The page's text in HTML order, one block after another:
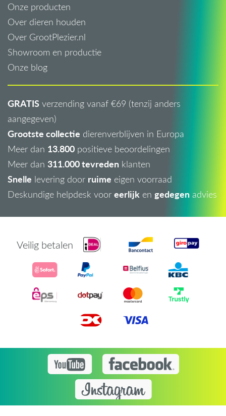
Onze producten
Over dieren houden
Over GrootPlezier.nl
Showroom en productie
Onze blog
GRATIS verzending vanaf €69 (tenzij anders
aangegeven)
Grootste collectie dierenverblijven in Europa
Meer dan 13.800 positieve beoordelingen
Meer dan 311.000 tevreden klanten
Snelle levering door ruime eigen voorraad
Deskundige helpdesk voor eerlijk en gedegen advies
Veilig betalen